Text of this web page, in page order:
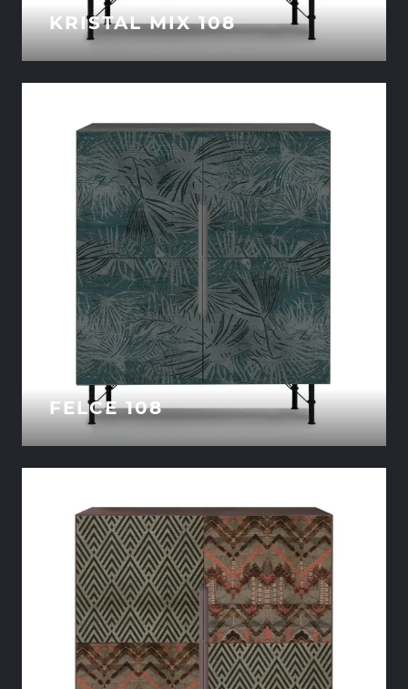
KRISTAL MIX 108
FELCE 108